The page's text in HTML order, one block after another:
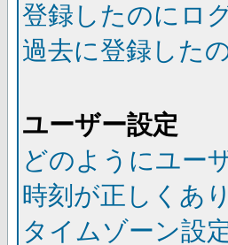
登録したのにロ
過去に登録した
ユーザー設定
どのようにユー
時刻が正しくあ
タイムゾーン設